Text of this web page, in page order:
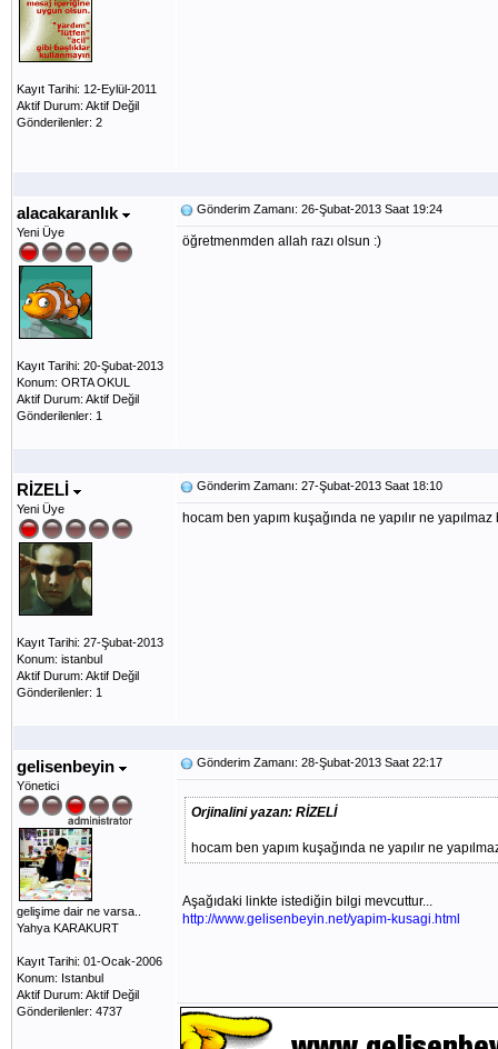
Kayıt Tarihi: 12-Eylül-2011
Aktif Durum: Aktif Değil
Gönderilenler: 2
alacakaranlık
Yeni Üye
Kayıt Tarihi: 20-Şubat-2013
Konum: ORTA OKUL
Aktif Durum: Aktif Değil
Gönderilenler: 1
Gönderim Zamanı: 26-Şubat-2013 Saat 19:24
öğretmenmden allah razı olsun :)
RİZELİ
Yeni Üye
Kayıt Tarihi: 27-Şubat-2013
Konum: istanbul
Aktif Durum: Aktif Değil
Gönderilenler: 1
Gönderim Zamanı: 27-Şubat-2013 Saat 18:10
hocam ben yapım kuşağında ne yapılır ne
gelisenbeyin
Yönetici
gelişime dair ne varsa..
Yahya KARAKURT
Kayıt Tarihi: 01-Ocak-2006
Konum: Istanbul
Aktif Durum: Aktif Değil
Gönderilenler: 4737
Gönderim Zamanı: 28-Şubat-2013 Saat 22:17
Orjinalini yazan: RİZELİ
hocam ben yapım kuşağında ne yapılır ne
Aşağıdaki linkte istediğin bilgi mevcuttur...
http://www.gelisenbeyin.net/yapim-kusagi.html